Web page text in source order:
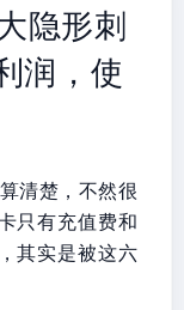
隐形刺
润，使
清楚，不然很
只有充值费和
其实是被这六